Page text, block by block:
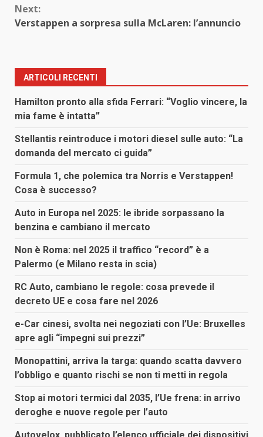
Next:
Verstappen a sorpresa sulla McLaren: l’annuncio
ARTICOLI RECENTI
Hamilton pronto alla sfida Ferrari: “Voglio vincere, la
mia fame è intatta”
Stellantis reintroduce i motori diesel sulle auto: “La
domanda del mercato ci guida”
Formula 1, che polemica tra Norris e Verstappen!
Cosa è successo?
Auto in Europa nel 2025: le ibride sorpassano la
benzina e cambiano il mercato
Non è Roma: nel 2025 il traffico “record” è a
Palermo (e Milano resta in scia)
RC Auto, cambiano le regole: cosa prevede il
decreto UE e cosa fare nel 2026
e-Car cinesi, svolta nei negoziati con l’Ue: Bruxelles
apre agli “impegni sui prezzi”
Monopattini, arriva la targa: quando scatta davvero
l’obbligo e quanto rischi se non ti metti in regola
Stop ai motori termici dal 2035, l’Ue frena: in arrivo
deroghe e nuove regole per l’auto